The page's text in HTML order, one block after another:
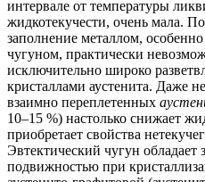
интервале от температуры
жидкотекучести, очень мала.
заполнение металлом,
чугуном, практически
исключительно широко
кристаллами аустенита. Даже
взаимно переплетенных
10–15 %) настолько снижает
приобретает свойства
Эвтектический чугун обладает
подвижностью при